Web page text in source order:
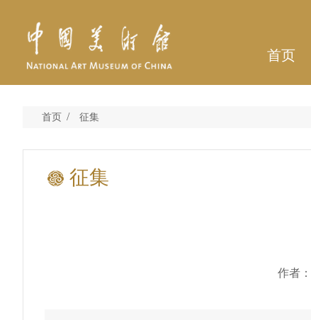
首页
首页 / 征集
征集
作者：